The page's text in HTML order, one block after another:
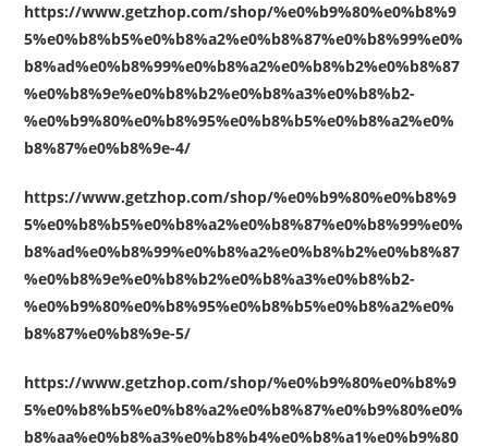
https://www.getzhop.com/shop/%e0%b9%80%e0%b8%9
5%e0%b8%b5%e0%b8%a2%e0%b8%87%e0%b8%99%e0%
b8%ad%e0%b8%99%e0%b8%a2%e0%b8%b2%e0%b8%87
%e0%b8%9e%e0%b8%b2%e0%b8%a3%e0%b8%b2-
%e0%b9%80%e0%b8%95%e0%b8%b5%e0%b8%a2%e0%
b8%87%e0%b8%9e-4/
https://www.getzhop.com/shop/%e0%b9%80%e0%b8%9
5%e0%b8%b5%e0%b8%a2%e0%b8%87%e0%b8%99%e0%
b8%ad%e0%b8%99%e0%b8%a2%e0%b8%b2%e0%b8%87
%e0%b8%9e%e0%b8%b2%e0%b8%a3%e0%b8%b2-
%e0%b9%80%e0%b8%95%e0%b8%b5%e0%b8%a2%e0%
b8%87%e0%b8%9e-5/
https://www.getzhop.com/shop/%e0%b9%80%e0%b8%9
5%e0%b8%b5%e0%b8%a2%e0%b8%87%e0%b9%80%e0%
b8%aa%e0%b8%a3%e0%b8%b4%e0%b8%a1%e0%b9%80